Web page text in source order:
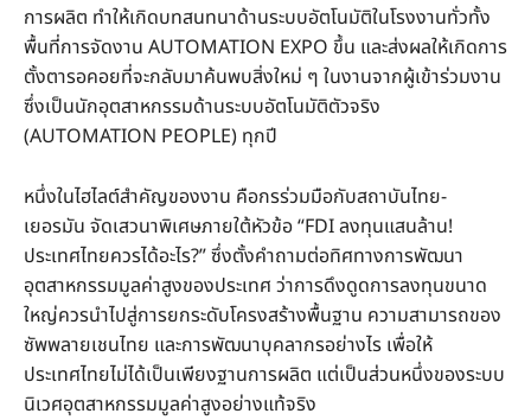
การผลิต ทำให้เกิดบทสนทนาด้านระบบอัตโนมัติในโรงงานทั่วทั้ง
พื้นที่การจัดงาน AUTOMATION EXPO ขึ้น และส่งผลให้เกิดการ
ตั้งตารอคอยที่จะกลับมาค้นพบสิ่งใหม่ ๆ ในงานจากผู้เข้าร่วมงาน
ซึ่งเป็นนักอุตสาหกรรมด้านระบบอัตโนมัติตัวจริง
(AUTOMATION PEOPLE) ทุกปี
หนึ่งในไฮไลต์สำคัญของงาน คือกรร่วมมือกับสถาบันไทย-
เยอรมัน จัดเสวนาพิเศษภายใต้หัวข้อ “FDI ลงทุนแสนล้าน!
ประเทศไทยควรได้อะไร?” ซึ่งตั้งคำถามต่อทิศทางการพัฒนา
อุตสาหกรรมมูลค่าสูงของประเทศ ว่าการดึงดูดการลงทุนขนาด
ใหญ่ควรนำไปสู่การยกระดับโครงสร้างพื้นฐาน ความสามารถของ
ซัพพลายเชนไทย และการพัฒนาบุคลากรอย่างไร เพื่อให้
ประเทศไทยไม่ได้เป็นเพียงฐานการผลิต แต่เป็นส่วนหนึ่งของระบบ
นิเวศอุตสาหกรรมมูลค่าสูงอย่างแท้จริง